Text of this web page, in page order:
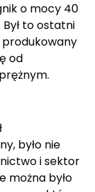
o mocy 40
Był to ostatni
produkowany
od
było nie
i sektor
można było